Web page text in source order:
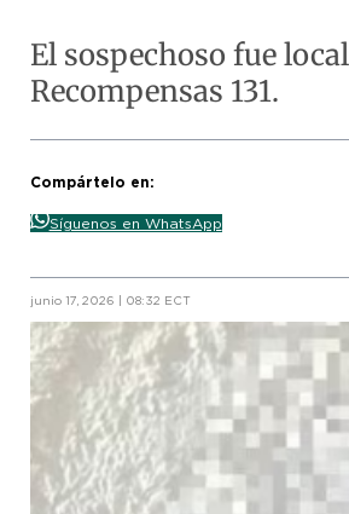
El sospechoso fue
Recompensas 131.
Compártelo en:
Síguenos en WhatsApp
junio 17, 2026 | 08:32 ECT